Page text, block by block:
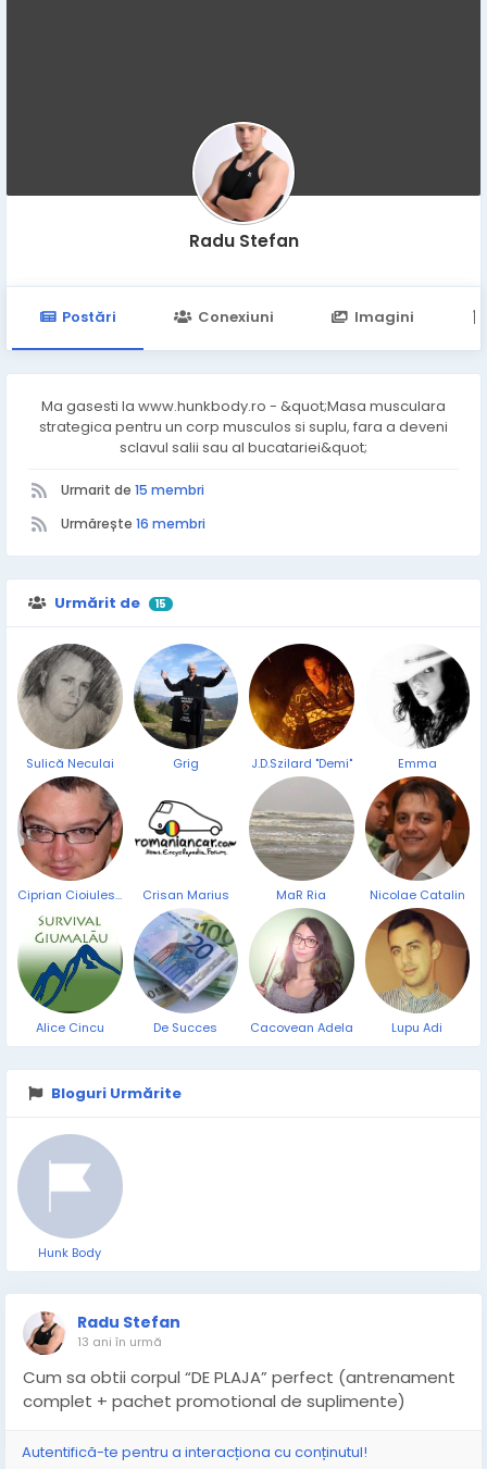
Radu Stefan
Postări Conexiuni Imagini
Ma gasesti la www.hunkbody.ro - &quot;Masa musculara
strategica pentru un corp musculos si suplu, fara a deveni
sclavul salii sau al bucatariei&quot;
Urmarit de 15 membri
Urmărește 16 membri
Urmărit de 15
Sulică Neculai Grig J.D.Szilard "Demi" Emma
Ciprian Cioiulescu Crisan Marius MaR Ria Nicolae Catalin
Alice Cincu De Succes Cacovean Adela Lupu Adi
Bloguri Urmărite
Hunk Body
Radu Stefan
13 ani în urmă
Cum sa obtii corpul “DE PLAJA” perfect (antrenament
complet + pachet promotional de suplimente)
Autentifică-te pentru a interacționa cu conținutul!